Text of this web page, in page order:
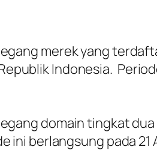
merek yang
Indonesia.
domain tingkat dua
berlangsung pada 21